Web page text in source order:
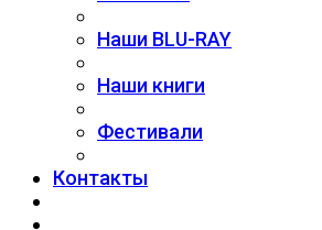
Наши BLU-RAY
Наши книги
Фестивали
Контакты